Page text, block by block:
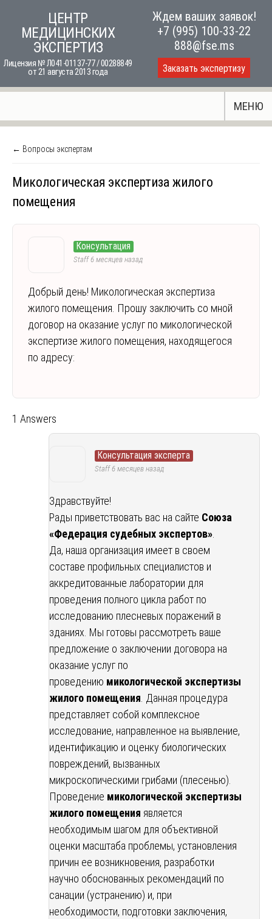
content
ЦЕНТР
МЕДИЦИНСКИХ
ЭКСПЕРТИЗ
Лицензия № Л041-01137-77 / 00288849
от 21 августа 2013 года
Ждем ваших заявок!
+7 (995) 100-33-22
888@fse.ms
Заказать экспертизу
МЕНЮ
← Вопросы экспертам
Микологическая экспертиза жилого
помещения
Консультация
Staff6 месяцев назад
Добрый день! Микологическая экспертиза
жилого помещения. Прошу заключить со мной
договор на оказание услуг по микологической
экспертизе жилого помещения, находящегося
по адресу:
1 Answers
Консультация эксперта
Staff6 месяцев назад
Здравствуйте!
Рады приветствовать вас на сайте Союза
«Федерация судебных экспертов»
Да, наша организация имеет в своем
составе профильных специалистов и
аккредитованные лаборатории для
проведения полного цикла работ по
исследованию плесневых поражений в
зданиях. Мы готовы рассмотреть ваше
предложение о заключении договора на
оказание услуг по
проведению микологической экспертизы
жилого помещения . Данная процедура
представляет собой комплексное
исследование, направленное на выявление,
идентификацию и оценку биологических
повреждений, вызванных
микроскопическими грибами (плесенью).
Проведение микологической экспертизы
жилого помещения является
необходимым шагом для объективной
оценки масштаба проблемы, установления
причин ее возникновения, разработки
научно обоснованных рекомендаций по
санации (устранению) и, при
необходимости, подготовки заключения,